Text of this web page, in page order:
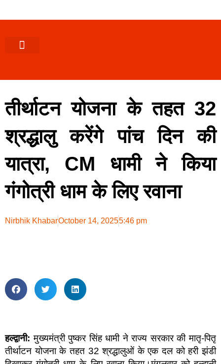
तीर्थाटन योजना के तहत 32
श्रद्धालु करेंगे पांच दिन की
यात्रा, CM धामी ने किया
गंगोत्री धाम के लिए रवाना
Nirbhik KhabarOctober 14, 20255:46 pm
हल्द्वानी: मुख्यमंत्री पुष्कर सिंह धामी ने राज्य सरकार की मातृ-पितृ
तीर्थाटन योजना के तहत 32 श्रद्धालुओं के एक दल को हरी झंडी